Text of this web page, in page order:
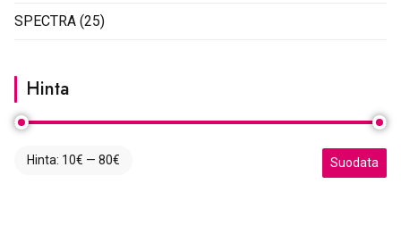
SPECTRA (25)
Hinta
Minimihinta
Suodata
Hinta: 10€ — 80€